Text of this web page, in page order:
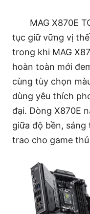
MAG X870E
tục giữ vững vị
trong khi MAG
hoàn toàn mới
cùng tùy chọn
dùng yêu thích
đại. Dòng X870E
giữa độ bền, sáng
trao cho game